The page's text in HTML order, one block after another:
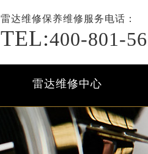
雷达维修保养维修服务电话：
TEL:400-801-
雷达维修中心